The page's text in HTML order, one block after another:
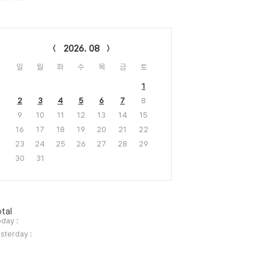
2026. 08
일 월 화 수 목 금 토
1
2
3 4 5 6 7
8
9
10 11 12 13 14
15
16
17 18 19 20 21
22
23
24 25 26 27 28
29
30
31
:
: